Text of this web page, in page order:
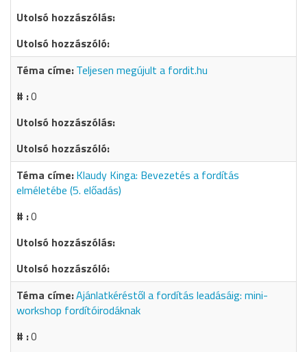
Teljesen megújult a fordit.hu
0
Klaudy Kinga: Bevezetés a fordítás
elméletébe (5. előadás)
0
Ajánlatkéréstől a fordítás leadásáig: mini-
workshop fordítóirodáknak
0